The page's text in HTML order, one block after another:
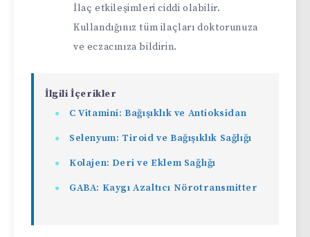
İlaç etkileşimleri ciddi olabilir.
Kullandığınız tüm ilaçları doktorunuza
ve eczacınıza bildirin.
İlgili İçerikler
C Vitamini: Bağışıklık ve Antioksidan
Selenyum: Tiroid ve Bağışıklık Sağlığı
Kolajen: Deri ve Eklem Sağlığı
GABA: Kaygı Azaltıcı Nörotransmitter